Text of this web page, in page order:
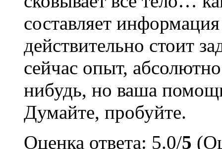
составляет
действительно стоит
сейчас опыт,
нибудь, но ваша
Думайте, пробуйте.
Оценка ответа: 5.0/5